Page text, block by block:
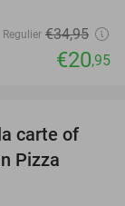
Regulier €34,95
€20,95
38%
carte of
Pizza